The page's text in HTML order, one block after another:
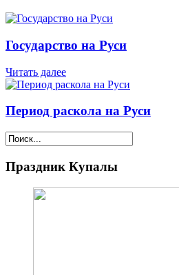
Государство на Руси
Читать далее
Период раскола на Руси
Праздник Купалы